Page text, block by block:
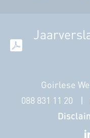
Goirlese
088 831 11 20